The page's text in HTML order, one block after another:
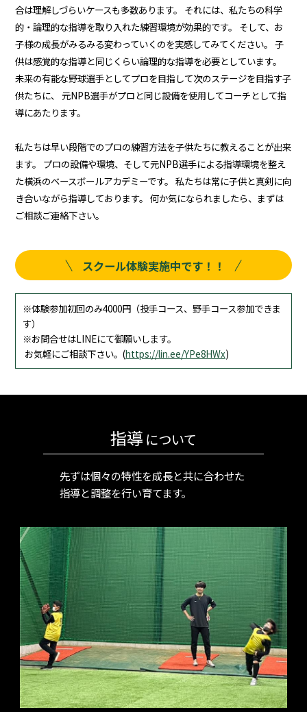
合は理解しづらいケースも多数あります。 それには、私たちの科学
的・論理的な指導を取り入れた練習環境が効果的です。 そして、お
子様の成長がみるみる変わっていくのを実感してみてください。 子
供は感覚的な指導と同じくらい論理的な指導を必要としています。
未来の有能な野球選手としてプロを目指して次のステージを目指す子
供たちに、 元NPB選手がプロと同じ設備を使用してコーチとして指
導にあたります。
私たちは早い段階でのプロの練習方法を子供たちに教えることが出来
ます。 プロの設備や環境、そして元NPB選手による指導環境を整え
た横浜のベースボールアカデミーです。 私たちは常に子供と真剣に向
き合いながら指導しております。 何か気になられましたら、まずは
ご相談ご連絡下さい。
スクール体験実施中です！！
※体験参加初回のみ4000円（投手コース、野手コース参加できま
す）
※お問合せはLINEにて御願いします。
お気軽にご相談下さい。(https://lin.ee/YPe8HWx)
指導 について
先ずは個々の特性を成長と共に合わせた
指導と調整を行い育てます。